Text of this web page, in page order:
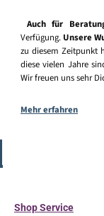
Auch für
Verfügung. Unsere
zu diesem Zeitpunkt
diese vielen Jahre
Wir freuen uns sehr
Mehr erfahren
Shop Service